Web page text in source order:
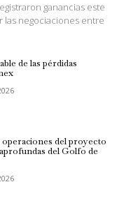
ganancias este
las negociaciones entre
de las pérdidas
operaciones del proyecto
del Golfo de